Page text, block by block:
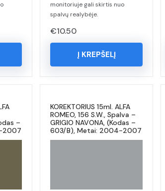
monitoriuje gali skirtis nuo
spalvų realybėje.
€10.50
Į KREPŠELĮ
–
2007
KOREKTORIUS 15ml. ALFA
ROMEO, 156 S.W., Spalva –
GRIGIO NAVONA, (Kodas –
603/B), Metai: 2004-2007